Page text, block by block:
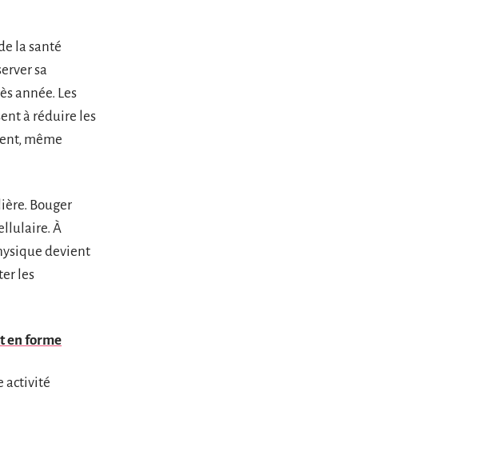
la santé
sa
année. Les
à réduire les
même
Bouger
À
devient
les
en forme
activité